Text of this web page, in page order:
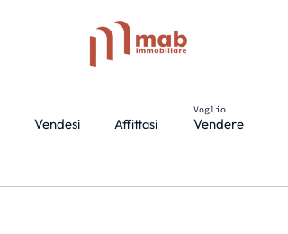
Voglio
Vendesi Affittasi Vendere